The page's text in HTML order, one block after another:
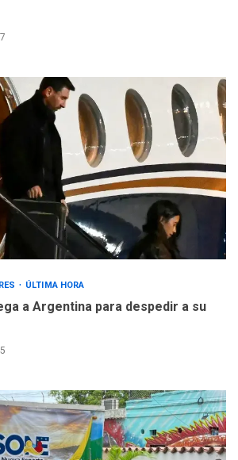
ÚLTIMA HORA
a Argentina para despedir a su